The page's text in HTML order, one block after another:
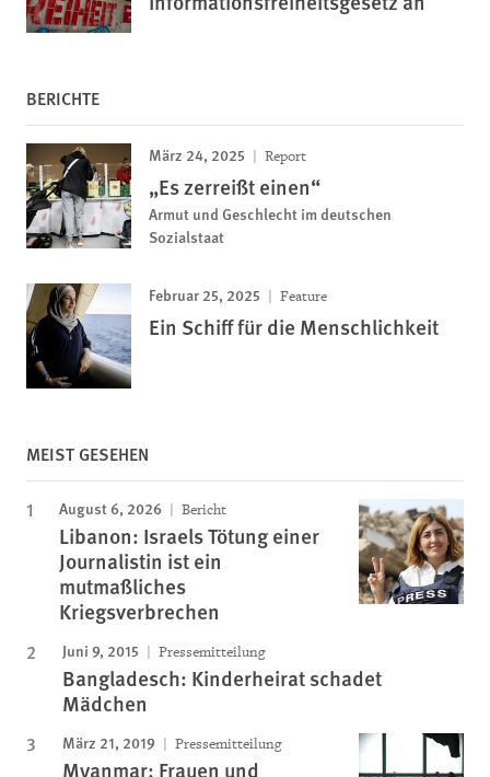
BERICHTE
März 24, 2025 Report
„Es zerreißt einen“
Armut und Geschlecht im deutschen
Sozialstaat
Februar 25, 2025 Feature
Ein Schiff für die Menschlichkeit
MEIST GESEHEN
August 6, 2026 Bericht
Libanon: Israels Tötung einer
Journalistin ist ein
mutmaßliches
Kriegsverbrechen
Juni 9, 2015 Pressemitteilung
Bangladesch: Kinderheirat schadet
Mädchen
März 21, 2019 Pressemitteilung
Myanmar: Frauen und